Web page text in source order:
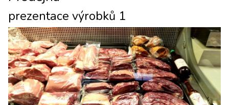
prezentace výrobků 1